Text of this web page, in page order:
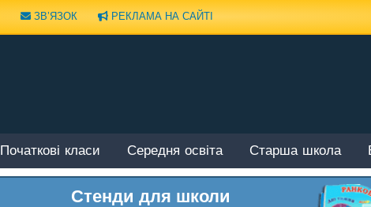
ЗВ’ЯЗОК РЕКЛАМА НА САЙТІ
Початкові класи Середня освіта Старша школа
Стенди для школи